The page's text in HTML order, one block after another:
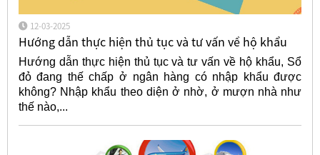
12-03-2025
Hướng dẫn thực hiện thủ tục và tư vấn về hộ khẩu
Hướng dẫn thực hiện thủ tục và tư vấn về hộ khẩu, Sổ
đỏ đang thế chấp ở ngân hàng có nhập khẩu được
không? Nhập khẩu theo diện ở nhờ, ở mượn nhà như
thế nào,...